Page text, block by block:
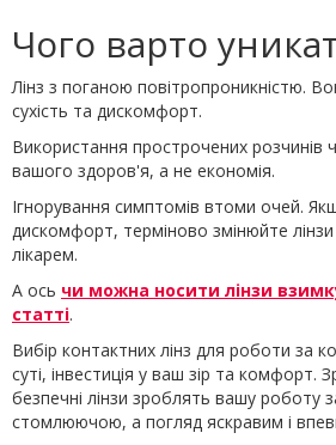
Чого варто
Лінз з поганою повітропроникністю.
сухість та дискомфорт.
Використання прострочених розчинів
вашого здоров'я, а не економія.
Ігнорування симптомів втоми очей.
дискомфорт, терміново змінюйте
лікарем.
А ось чи можна носити лінзи
статті.
Вибір контактних лінз для роботи за
суті, інвестиція у ваш зір та комфорт.
безпечні лінзи зроблять вашу
стомлюючою, а погляд яскравим і